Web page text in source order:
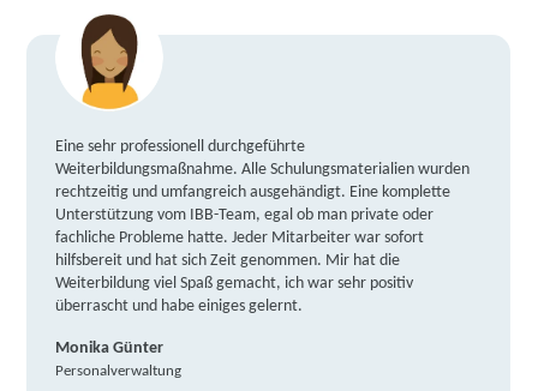
Eine sehr professionell durchgeführte
Weiterbildungsmaßnahme. Alle Schulungsmaterialien wurden
rechtzeitig und umfangreich ausgehändigt. Eine komplette
Unterstützung vom IBB-Team, egal ob man private oder
fachliche Probleme hatte. Jeder Mitarbeiter war sofort
hilfsbereit und hat sich Zeit genommen. Mir hat die
Weiterbildung viel Spaß gemacht, ich war sehr positiv
überrascht und habe einiges gelernt.
Monika Günter
Personalverwaltung